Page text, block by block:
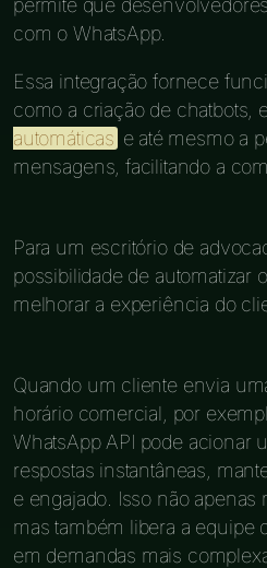
com o WhatsApp.
Essa integração fornece
como a criação de chatbots,
automáticas e até mesmo a
mensagens, facilitando a
Para um escritório de
possibilidade de automatizar
melhorar a experiência do
Quando um cliente envia
horário comercial, por
WhatsApp API pode acionar
respostas instantâneas,
e engajado. Isso não apenas
mas também libera a equipe
em demandas mais